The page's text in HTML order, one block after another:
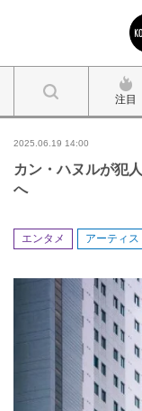
注目
2025.06.19 14:00
カン・ハヌルが犯
へ
エンタメ アーティス